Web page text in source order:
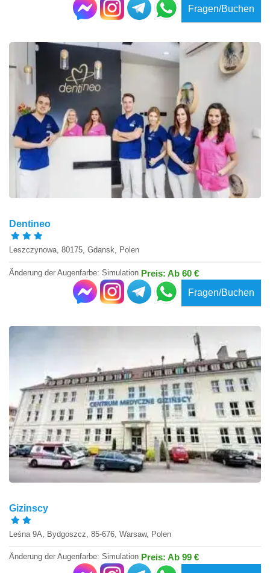
Fragen/Buchen
Dentineo
Leszczynowa, 80175, Gdansk, Polen
Änderung der Augenfarbe: Simulation Preis: Ab 60 €
Fragen/Buchen
Gizinscy
Leśna 9A, Bydgoszcz, 85-676, Warsaw, Polen
Änderung der Augenfarbe: Simulation Preis: Ab 99 €